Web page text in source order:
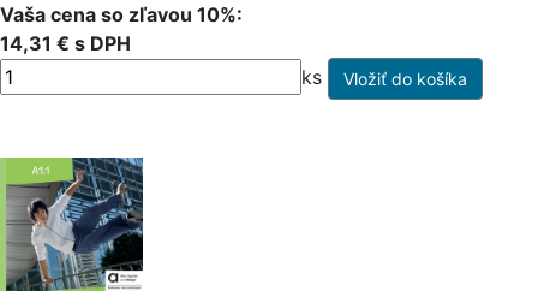
Vaša cena so zľavou 10%:
14,31 € s DPH
ks